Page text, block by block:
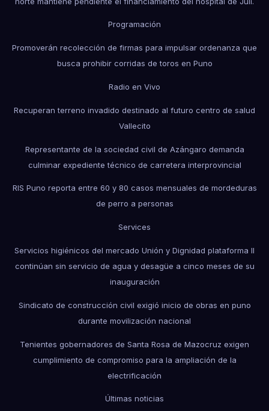
Programación
Promoverán recolección de firmas para impulsar ordenanza que
busca prohibir corridas de toros en Puno
Radio en Vivo
Recuperan terreno invadido destinado al futuro centro de salud
Vallecito
Representante de la sociedad civil de Azángaro demanda
culminar expediente técnico de carretera interprovincial
RIS Puno reporta entre 60 y 80 casos mensuales de mordeduras
de perro a personas
Services
Servicios higiénicos del mercado Unión y Dignidad plataforma II
continúan sin servicio de agua y desagüe a cinco meses de su
inauguración
Sindicato de construcción civil exigió inicio de obras en puno
durante movilización nacional
Tenientes gobernadores de Santa Rosa de Mazocruz exigen
cumplimiento de compromiso para la ampliación de la
electrificación
Últimas noticias